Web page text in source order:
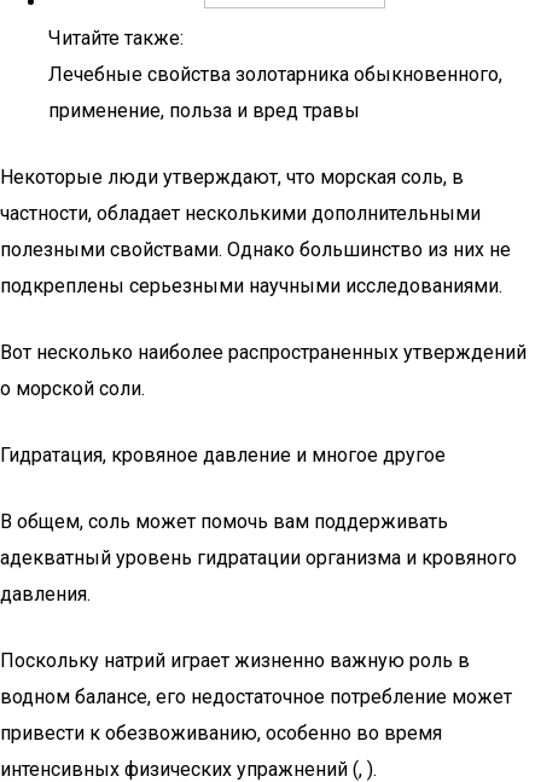
Читайте также:
Лечебные свойства золотарника обыкновенного,
применение, польза и вред травы
Некоторые люди утверждают, что морская соль, в
частности, обладает несколькими дополнительными
полезными свойствами. Однако большинство из них не
подкреплены серьезными научными исследованиями.
Вот несколько наиболее распространенных утверждений
о морской соли.
Гидратация, кровяное давление и многое другое
В общем, соль может помочь вам поддерживать
адекватный уровень гидратации организма и кровяного
давления.
Поскольку натрий играет жизненно важную роль в
водном балансе, его недостаточное потребление может
привести к обезвоживанию, особенно во время
интенсивных физических упражнений (, ).